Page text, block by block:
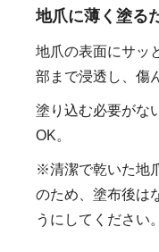
地爪に薄く塗る
地爪の表面にサッ
部まで浸透し、傷
塗り込む必要がな
OK。
※清潔で乾いた地
のため、塗布後は
うにしてください。